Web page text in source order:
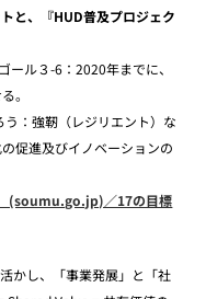
と、『HUD普及プロジェク
ル３-6：2020年までに、
。
：強靭（レジリエント）な
促進及びイノベーションの
(soumu.go.jp)／17の目標
かし、「事業発展」と「社